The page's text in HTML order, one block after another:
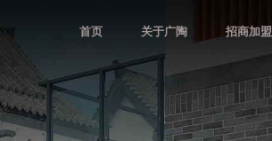
首页 关于广陶 招商加盟